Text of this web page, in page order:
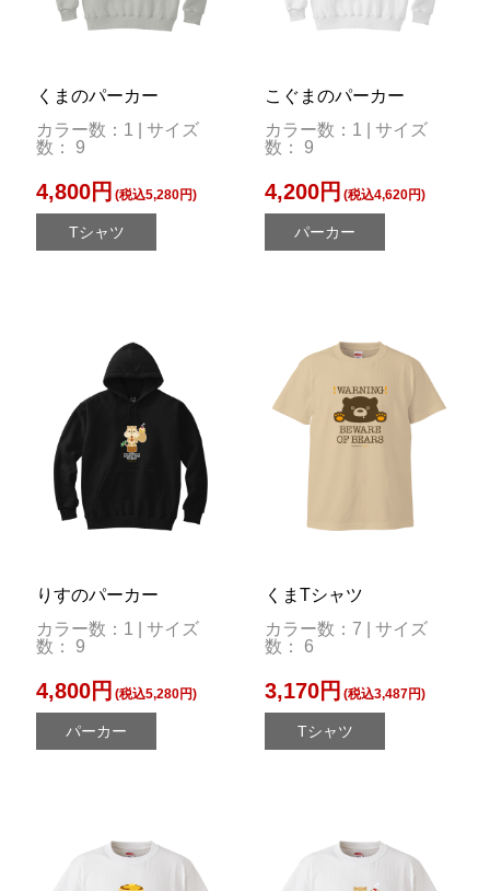
くまのパーカー
カラー数：1 | サイズ
数： 9
4,800円 (税込5,280円)
Tシャツ
こぐまのパーカー
カラー数：1 | サイズ
数： 9
4,200円 (税込4,620円)
パーカー
りすのパーカー
カラー数：1 | サイズ
数： 9
4,800円 (税込5,280円)
パーカー
くまTシャツ
カラー数：7 | サイズ
数： 6
3,170円 (税込3,487円)
Tシャツ